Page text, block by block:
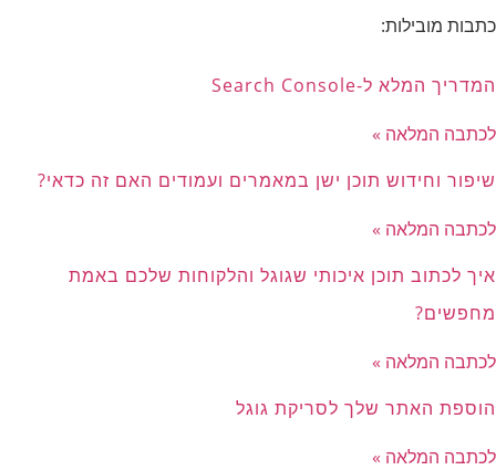
כתבות מובילות:
המדריך המלא ל-Search Console
לכתבה המלאה »
שיפור וחידוש תוכן ישן במאמרים ועמודים האם זה כדאי?
לכתבה המלאה »
איך לכתוב תוכן איכותי שגוגל והלקוחות שלכם באמת
מחפשים?
לכתבה המלאה »
הוספת האתר שלך לסריקת גוגל
לכתבה המלאה »